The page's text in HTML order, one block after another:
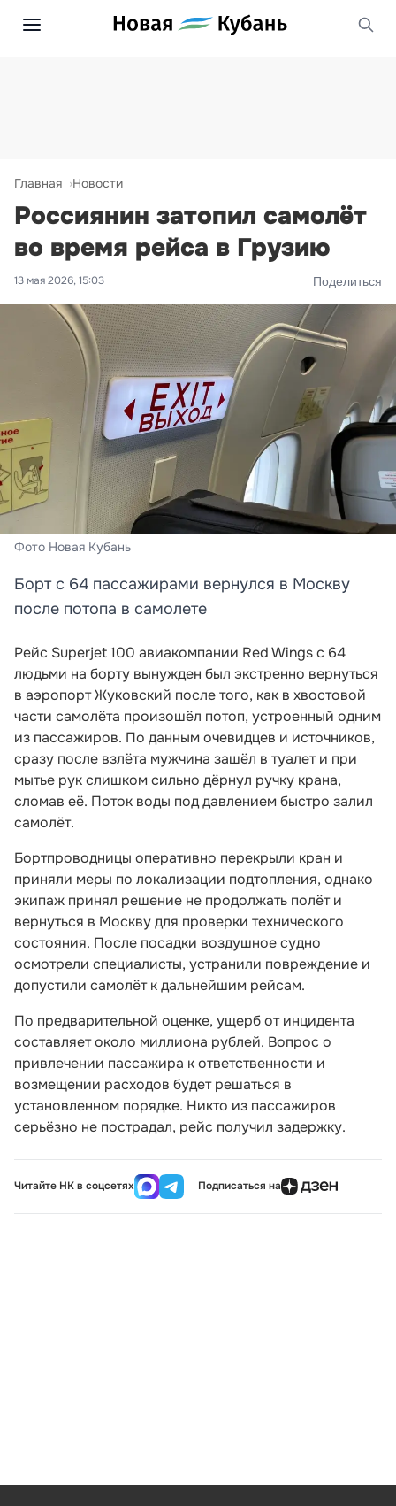
Главная Новости
Россиянин затопил самолёт
во время рейса в Грузию
13 мая 2026, 15:03 Поделиться
Фото Новая Кубань
Борт с 64 пассажирами вернулся в Москву
после потопа в самолете
Рейс Superjet 100 авиакомпании Red Wings с 64
людьми на борту вынужден был экстренно вернуться
в аэропорт Жуковский после того, как в хвостовой
части самолёта произошёл потоп, устроенный одним
из пассажиров. По данным очевидцев и источников,
сразу после взлёта мужчина зашёл в туалет и при
мытье рук слишком сильно дёрнул ручку крана,
сломав её. Поток воды под давлением быстро залил
самолёт.
Бортпроводницы оперативно перекрыли кран и
приняли меры по локализации подтопления, однако
экипаж принял решение не продолжать полёт и
вернуться в Москву для проверки технического
состояния. После посадки воздушное судно
осмотрели специалисты, устранили повреждение и
допустили самолёт к дальнейшим рейсам.
По предварительной оценке, ущерб от инцидента
составляет около миллиона рублей. Вопрос о
привлечении пассажира к ответственности и
возмещении расходов будет решаться в
установленном порядке. Никто из пассажиров
серьёзно не пострадал, рейс получил задержку.
Читайте НК в соцсетях Подписаться на